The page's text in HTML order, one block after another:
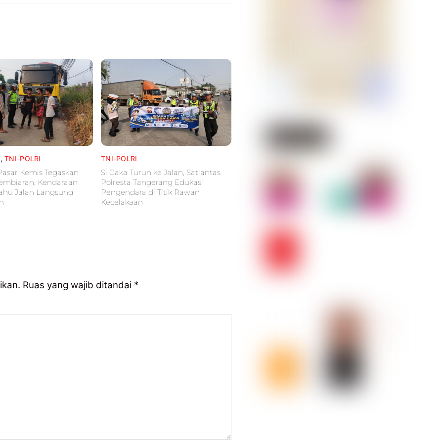
,TNI-POLRI
Kemis Tegaskan
Kendaraan
Jalan Langsung
TNI-POLRI
Si Caka Turun ke Jalan, Satlantas
Polresta Tangerang Edukasi
Pengendara di Titik Rawan
Kecelakaan
Ruas yang wajib ditandai *